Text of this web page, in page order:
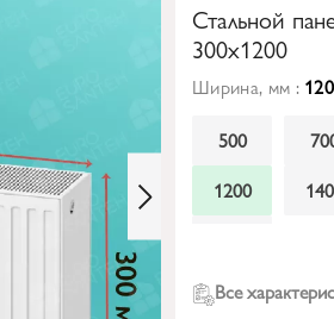
Стальной
300x1200
Ширина, мм :
500
1200
Все